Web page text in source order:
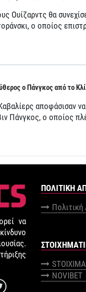
Ουίζαρντς θα
ο οποίος
ο Πάνγκος από το
αποφάσισαν
Πάνγκος, ο οποίος
να
ΠΟΛΙΤΙΚΉ
NOVIBET